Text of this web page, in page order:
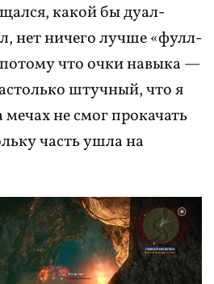
какой бы дуал-
нет ничего лучше «фулл-
что очки навыка —
штучный, что я
не смог прокачать
часть ушла на